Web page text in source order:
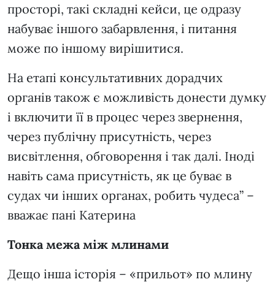
просторі, такі складні кейси, це одразу
набуває іншого забарвлення, і питання
може по іншому вирішитися.
На етапі консультативних дорадчих
органів також є можливість донести думку
і включити її в процес через звернення,
через публічну присутність, через
висвітлення, обговорення і так далі. Іноді
навіть сама присутність, як це буває в
судах чи інших органах, робить чудеса” –
вважає пані Катерина
Тонка межа між млинами
Дещо інша історія – «прильот» по млину